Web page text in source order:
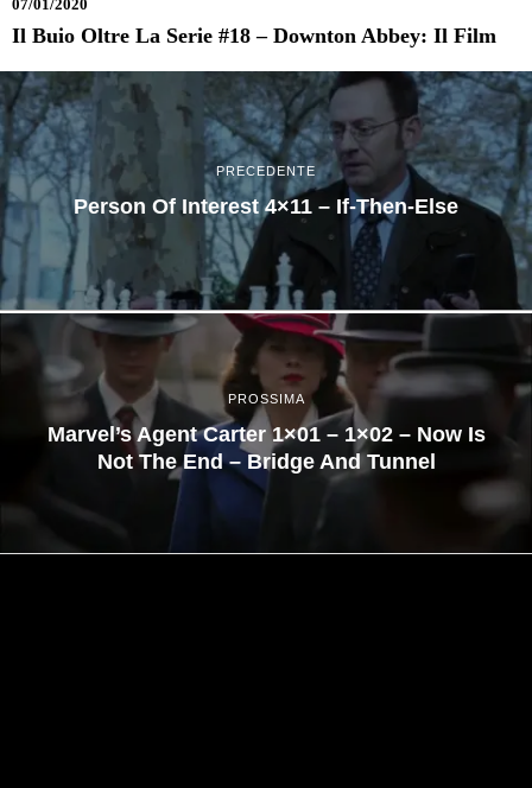
07/01/2020
Il Buio Oltre La Serie #18 – Downton Abbey: Il Film
PRECEDENTE
Person Of Interest 4×11 – If-Then-Else
PROSSIMA
Marvel’s Agent Carter 1×01 – 1×02 – Now Is
Not The End – Bridge And Tunnel